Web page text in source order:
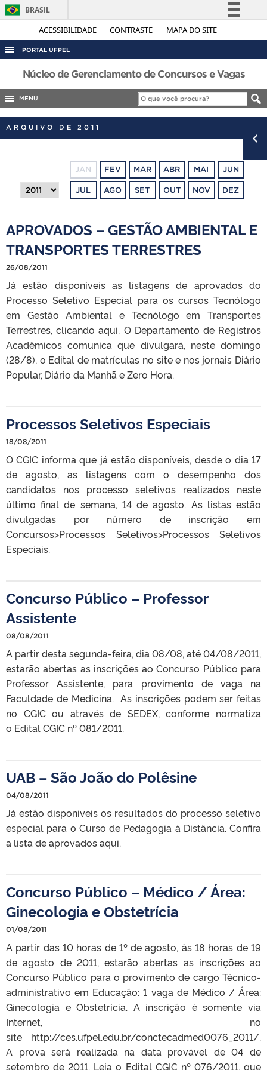
ACESSIBILIDADE CONTRASTE MAPA DO SITE
BRASIL
Simplifique!
Legislação
Canais
PORTAL UFPEL
ACESSO À INFORMAÇÃO
AUDITORIA
CONCURSOS
OUVIDORIA
TELEFONES
Núcleo de Gerenciamento de Concursos e Vagas
MENU
ARQUIVO DE 2011
JAN FEV MAR ABR MAI JUN
JUL AGO SET OUT NOV DEZ
APROVADOS – GESTÃO AMBIENTAL E
TRANSPORTES TERRESTRES
26/08/2011
Já estão disponíveis as listagens de aprovados do
Processo Seletivo Especial para os cursos Tecnólogo
em Gestão Ambiental e Tecnólogo em Transportes
Terrestres, clicando aqui. O Departamento de Registros
Acadêmicos comunica que divulgará, neste domingo
(28/8), o Edital de matrículas no site e nos jornais Diário
Popular, Diário da Manhã e Zero Hora.
Processos Seletivos Especiais
18/08/2011
O CGIC informa que já estão disponíveis, desde o dia 17
de agosto, as listagens com o desempenho dos
candidatos nos processo seletivos realizados neste
último final de semana, 14 de agosto. As listas estão
divulgadas por número de inscrição em
Concursos>Processos Seletivos>Processos Seletivos
Especiais.
Concurso Público – Professor
Assistente
08/08/2011
A partir desta segunda-feira, dia 08/08, até 04/08/2011,
estarão abertas as inscrições ao Concurso Público para
Professor Assistente, para provimento de vaga na
Faculdade de Medicina. As inscrições podem ser feitas
no CGIC ou através de SEDEX, conforme normatiza
o Edital CGIC nº 081/2011.
UAB – São João do Polêsine
04/08/2011
Já estão disponíveis os resultados do processo seletivo
especial para o Curso de Pedagogia à Distância. Confira
a lista de aprovados aqui.
Concurso Público – Médico / Área:
Ginecologia e Obstetrícia
01/08/2011
A partir das 10 horas de 1º de agosto, às 18 horas de 19
de agosto de 2011, estarão abertas as inscrições ao
Concurso Público para o provimento de cargo Técnico-
administrativo em Educação: 1 vaga de Médico / Área:
Ginecologia e Obstetrícia. A inscrição é somente via
Internet, no
site http://ces.ufpel.edu.br/conctecadmed0076_2011/.
A prova será realizada na data provável de 04 de
setembro de 2011. Leia o Edital CGIC nº 076/2011, que